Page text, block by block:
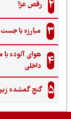
رقص عزا
مبارزه با
هوای آلوده با
داخلی
گنجِ گمشده زیر